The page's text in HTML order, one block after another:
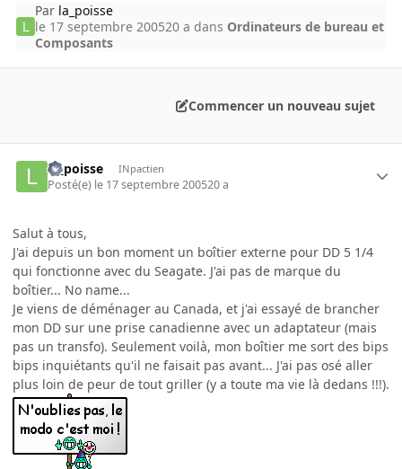
Par la_poisse
le 17 septembre 200520 a dans Ordinateurs de bureau et
Composants
Commencer un nouveau sujet
la_poisse INpactien
Posté(e) le 17 septembre 200520 a
Salut à tous,
J'ai depuis un bon moment un boîtier externe pour DD 5 1/4
qui fonctionne avec du Seagate. J'ai pas de marque du
boîtier... No name...
Je viens de déménager au Canada, et j'ai essayé de brancher
mon DD sur une prise canadienne avec un adaptateur (mais
pas un transfo). Seulement voilà, mon boîtier me sort des bips
bips inquiétants qu'il ne faisait pas avant... J'ai pas osé aller
plus loin de peur de tout griller (y a toute ma vie là dedans !!!).